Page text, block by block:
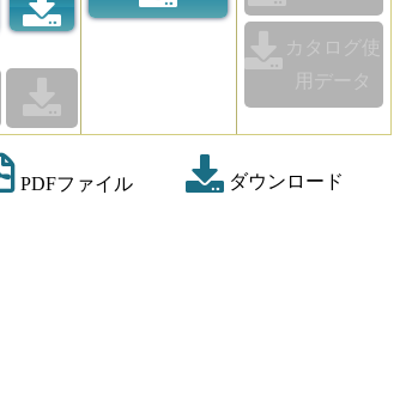
カタログ使
用データ
PDFファイル ダウンロード